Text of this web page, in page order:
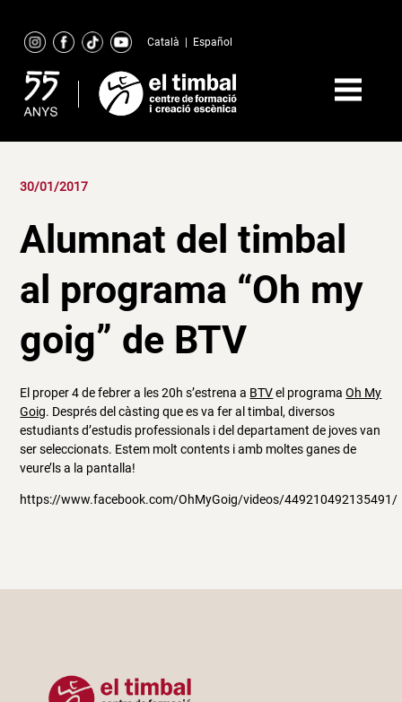
content
Català Español
30/01/2017
Alumnat del timbal
al programa “Oh my
goig” de BTV
El proper 4 de febrer a les 20h s’estrena a BTVel programaOh My
Goig. Després del càsting que es va fer al timbal, diversos
estudiants d’estudis professionals i del departament de joves van
ser seleccionats. Estem molt contents i amb moltes ganes de
veure’ls a la pantalla!
https://www.facebook.com/OhMyGoig/videos/449210492135491/